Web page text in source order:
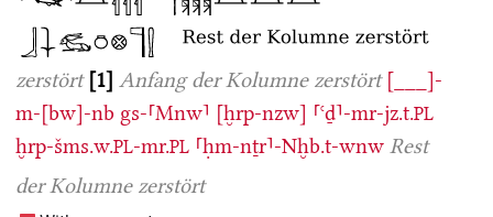
zerstört 1 Anfang der Kolumne zerstört [___]-
m-[bw]-nb gs-⸢Mnw⸣ [ḫrp-nzw] ⸢ꜥḏ⸣-mr-jz.t.PL
ḫrp-šms.w.PL-mr.PL ⸢ḥm-nṯr⸣-Nḫb.t-wnw Rest
der Kolumne zerstört